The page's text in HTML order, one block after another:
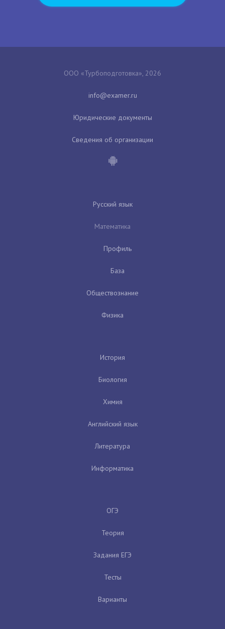
ООО «Турбоподготовка», 2026
Юридические документы
Сведения об организации
Русский язык
Математика
Профиль
База
Обществознание
Физика
История
Биология
Химия
Английский язык
Литература
Информатика
ОГЭ
Теория
Задания ЕГЭ
Тесты
Варианты